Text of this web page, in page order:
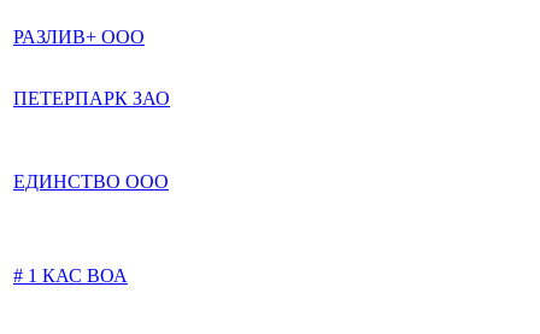
РАЗЛИВ+ ООО
ПЕТЕРПАРК ЗАО
ЕДИНСТВО ООО
# 1 КАС ВОА